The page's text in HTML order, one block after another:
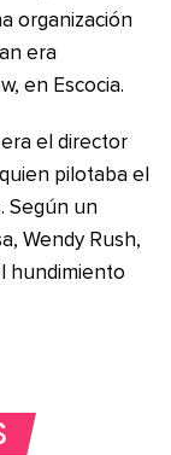
organización
era
en Escocia.
el director
pilotaba el
Según un
Wendy Rush,
hundimiento